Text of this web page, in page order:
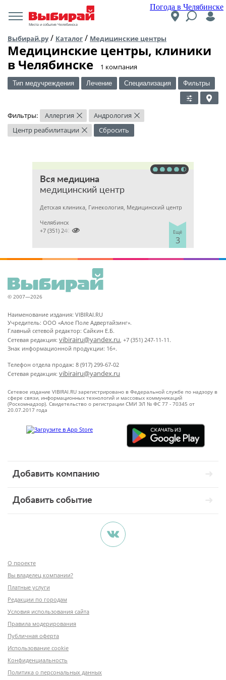
Погода в Челябинске
Места и события Челябинска
Выбирай.ру/ Каталог / Медицинские центры
Медицинские центры, клиники
в Челябинске
​1 компания
Тип медучреждения Лечение Специализация Фильтры
Фильтры: Аллергия × Андрология ×
Центр реабилитации × Сбросить
Вся медицина
медицинский центр
Детская клиника, Гинекология, Медицинский центр
Ещё
3
Челябинск

+7 (351) 2400303
© 2007—2026
Наименование издания: VIBIRAI.RU
Учредитель: ООО «Алое Поле Адвертайзинг».
Главный сетевой редактор: Сайкин Е.Б.
Сетевая редакция: vibirairu@yandex.ru, +7 (351) 247-11-11.
Знак информационной продукции: 16+.
Телефон отдела продаж: 8 (917) 299-67-02
Сетевая редакция: vibirairu@yandex.ru
Сетевое издание VIBIRAI.RU зарегистрировано в Федеральной службе по надзору в
сфере связи, информационных технологий и массовых коммуникаций
(Роскомнадзор). Свидетельство о регистрации СМИ ЭЛ № ФС 77 - 70345 от
20.07.2017 года
Добавить компанию
Добавить событие
О проекте
Вы владелец компании?
Платные услуги
Редакции по городам
Условия использования сайта
Правила модерирования
Публичная оферта
Использование cookie
Конфиденциальность
Политика о персональных данных